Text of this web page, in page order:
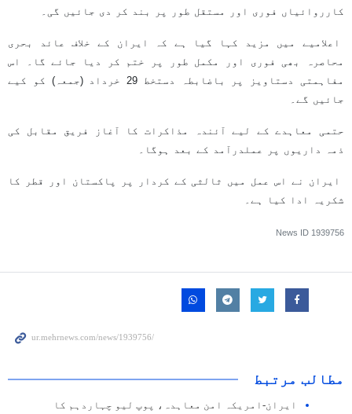
کارروائیاں فوری اور مستقل طور پر بند کر دی جائیں گی۔
اعلامیے میں مزید کہا گیا ہے کہ ایران کے خلاف عائد بحری
محاصرہ بھی فوری اور مکمل طور پر ختم کر دیا جائے گا۔ اس
مفاہمتی دستاویز پر باضابطہ دستخط 29 خرداد (جمعہ) کو کیے
جائیں گے۔
حتمی معاہدے کے لیے آئندہ مذاکرات کا آغاز فریق مقابل کی
ذمہ داریوں پر عملدرآمد کے بعد ہوگا۔
ایران نے اس عمل میں ثالثی کے کردار پر پاکستان اور قطر کا
شکریہ ادا کیا ہے۔
News ID 1939756
مطالب مرتبط
ایران-امریکہ امن معاہدہ، پوپ لیو چہاردہم کا